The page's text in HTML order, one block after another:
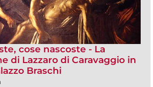
cose nascoste - La
di Lazzaro di Caravaggio in
Braschi